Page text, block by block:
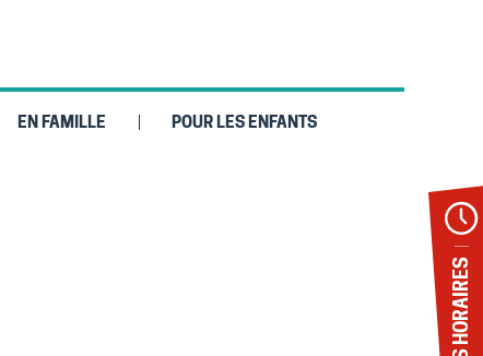
EN FAMILLE POUR LES ENFANTS
NOS HORAIRES